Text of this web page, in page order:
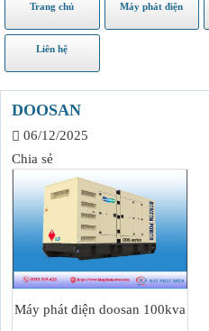
Trang chủ Máy phát điện
Liên hệ
DOOSAN
06/12/2025
Chia sẻ
Máy phát điện doosan 100kva